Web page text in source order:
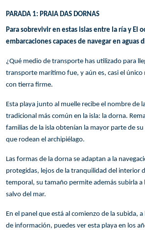
PARADA 1: PRAIA DAS DORNAS
Para sobrevivir en estas islas entre la ría y El
embarcaciones capaces de navegar en aguas
¿Qué medio de transporte has utilizado para
transporte marítimo fue, y aún es, casi el
con tierra firme.
Esta playa junto al muelle recibe el nombre de
tradicional más común en la isla: la dorna.
familias de la isla obtenían la mayor parte de
que rodean el archipiélago.
Las formas de la dorna se adaptan a la
protegidas, lejos de la tranquilidad del interior
temporal, su tamaño permite además subirla a
salvo del mar.
En el panel que está al comienzo de la subida,
de información, puedes ver esta playa en los